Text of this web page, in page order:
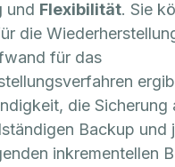
und Flexibilität. Sie
die
für das
die Sicherung
Backup und
inkrementellen